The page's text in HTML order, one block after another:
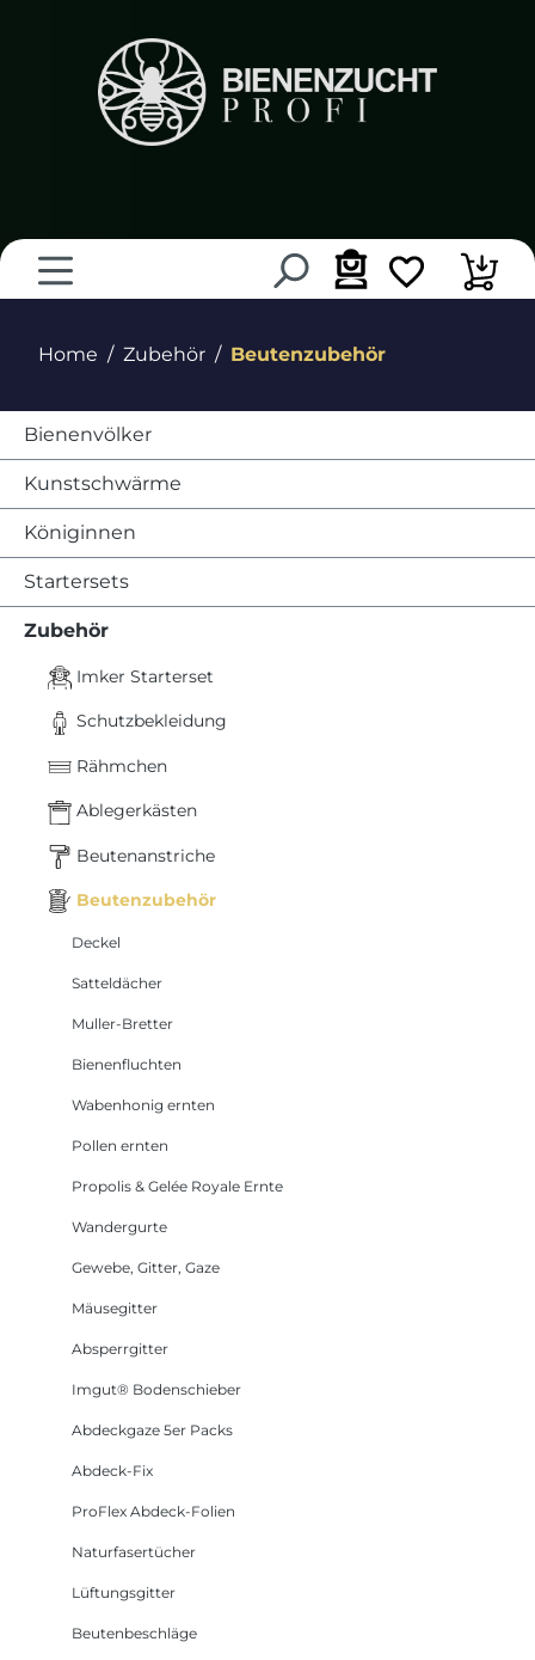
Home Zubehör Beutenzubehör
Bienenvölker
Kunstschwärme
Königinnen
Startersets
Zubehör
Imker Starterset
Schutzbekleidung
Rähmchen
Ablegerkästen
Beutenanstriche
Beutenzubehör
Deckel
Satteldächer
Muller-Bretter
Bienenfluchten
Wabenhonig ernten
Pollen ernten
Propolis & Gelée Royale Ernte
Wandergurte
Gewebe, Gitter, Gaze
Mäusegitter
Absperrgitter
Imgut® Bodenschieber
Abdeckgaze 5er Packs
Abdeck-Fix
ProFlex Abdeck-Folien
Naturfasertücher
Lüftungsgitter
Beutenbeschläge